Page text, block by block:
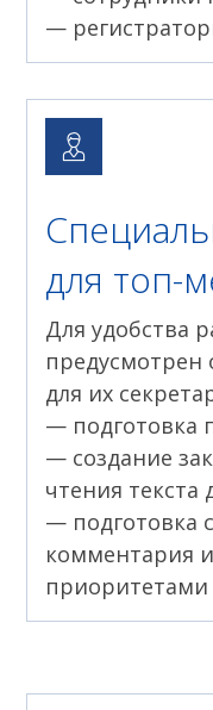
—
для топ-
Для удобства
для их
— подготовка
— создание
чтения текста
— подготовка
комментария
приоритетами